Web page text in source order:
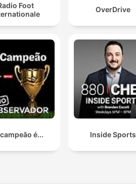
Foot
OverDrive
é... Inside Sports